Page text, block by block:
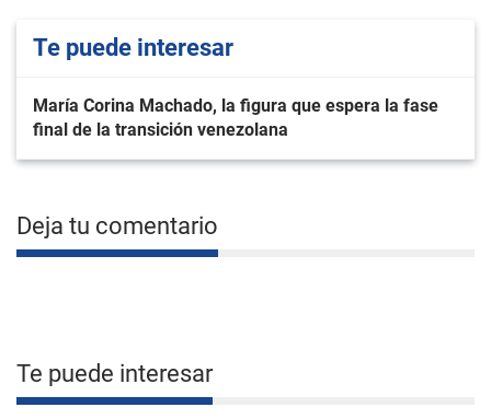
Te puede interesar
María Corina Machado, la figura que espera la fase
final de la transición venezolana
Deja tu comentario
Te puede interesar